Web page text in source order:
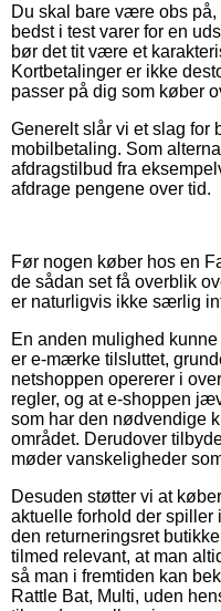
Du skal bare være obs
bedst i test varer for en
bør det tit være et
Kortbetalinger er ikke
passer på dig som køber
Generelt slår vi et slag for
mobilbetaling. Som
afdragstilbud fra
afdrage pengene over tid.
Før nogen køber hos en
de sådan set få overblik
er naturligvis ikke særlig
En anden mulighed
er e-mærke tilsluttet,
netshoppen opererer i
regler, og at e-shoppen
som har den nødvendige
området. Derudover
møder vanskeligheder
Desuden støtter vi at
aktuelle forhold der spiller
den returneringsret
tilmed relevant, at man
så man i fremtiden kan
Rattle Bat, Multi, uden